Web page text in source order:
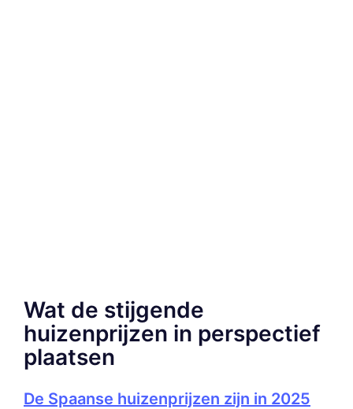
Wat de stijgende
huizenprijzen in perspectief
plaatsen
De Spaanse huizenprijzen zijn in 2025